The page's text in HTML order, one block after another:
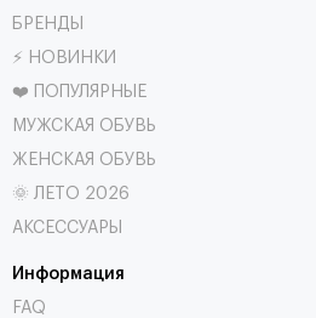
БРЕНДЫ
⚡ НОВИНКИ
❤️ ПОПУЛЯРНЫЕ
МУЖСКАЯ ОБУВЬ
ЖЕНСКАЯ ОБУВЬ
🌞 ЛЕТО 2026
АКСЕССУАРЫ
Информация
FAQ